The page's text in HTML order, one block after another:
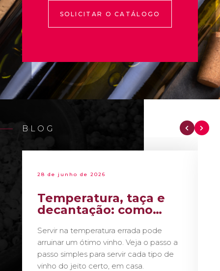
SOLICITAR O CATÁLOGO
BLOG
28 de junho de 2026
Temperatura, taça e
decantação: como
sommelier
Servir na temperatura errada pode
arruinar um ótimo vinho. Veja o passo a
passo simples para servir cada tipo de
vinho do jeito certo, em casa.